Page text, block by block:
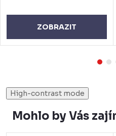
ZOBRAZIT
High-contrast mode
Mohlo by Vás